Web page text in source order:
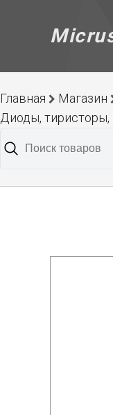
Главная Магазин
Диоды,